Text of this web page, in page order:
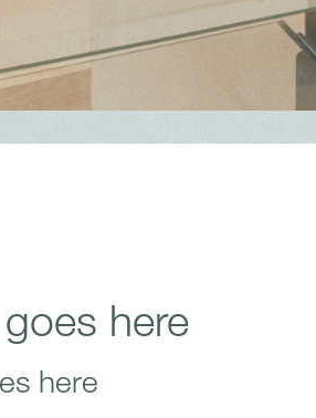
here
here